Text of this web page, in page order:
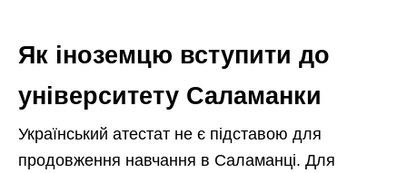
Як іноземцю вступити до
університету Саламанки
Український атестат не є підставою для
продовження навчання в Саламанці. Для